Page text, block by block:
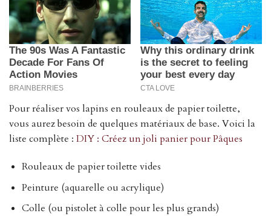
Pour réaliser vos lapins en rouleaux de papier toilette,
vous aurez besoin de quelques matériaux de base. Voici la
liste complète : DIY : Créez un joli panier pour Pâques
Rouleaux de papier toilette vides
Peinture (aquarelle ou acrylique)
Colle (ou pistolet à colle pour les plus grands)